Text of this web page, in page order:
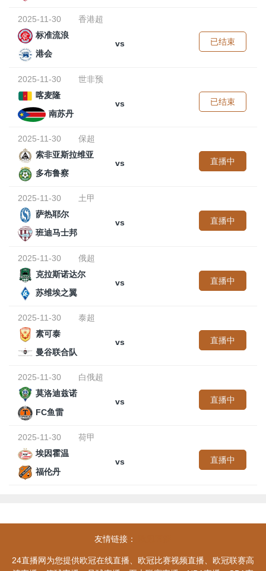
2025-11-30
香港超
标准流浪
vs
港会
已结束
2025-11-30
世非预
喀麦隆
vs
南苏丹
已结束
2025-11-30
保超
索非亚斯拉维亚
vs
多布鲁察
直播中
2025-11-30
土甲
萨热耶尔
vs
班迪马士邦
直播中
2025-11-30
俄超
克拉斯诺达尔
vs
苏维埃之翼
直播中
2025-11-30
泰超
素可泰
vs
曼谷联合队
直播中
2025-11-30
白俄超
莫洛迪兹诺
vs
FC鱼雷
直播中
2025-11-30
荷甲
埃因霍温
vs
福伦丹
直播中
友情链接：
24直播网为您提供欧冠在线直播、欧冠比赛视频直播、欧冠联赛高